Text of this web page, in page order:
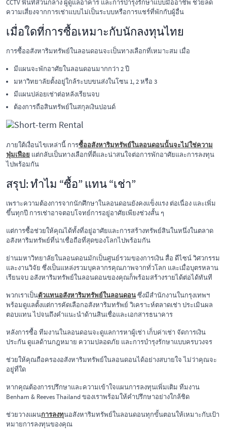
CCTV พื้นที่ส่วนกลาง ผู้ดูแลอาคาร และการบำรุงรักษาแบบมืออาชีพ ช่วยลด
ความเสี่ยงจากการเช่าแบบไม่เป็นระบบหรือการแชร์ที่พักกับผู้อื่น
เมื่อใดที่การซื้อเหมาะกับนักลงทุนไทย
การซื้ออสังหาริมทรัพย์ในลอนดอนจะเป็นทางเลือกที่เหมาะสม เมื่อ
มีแผนจะพักอาศัยในลอนดอนมากกว่า 2 ปี
มหาวิทยาลัยตั้งอยู่ใกล้ระบบขนส่งในโซน 1, 2 หรือ 3
มีแผนปล่อยเช่าต่อหลังเรียนจบ
ต้องการถือสินทรัพย์ในสกุลเงินปอนด์
ภายใต้เงื่อนไขเหล่านี้ การซื้ออสังหาริมทรัพย์ในลอนดอนนั้นจะไม่ใช่ความ
ฟุ่มเฟือย แต่กลับเป็นทางเลือกที่ดีและน่าสนใจต่อการพักอาศัยและการลงทุน
ไปพร้อมกัน
สรุป: ทำไม “ซื้อ” แทน “เช่า”
เพราะความต้องการจากนักศึกษาในลอนดอนยังคงแข็งแรง ต่อเนื่อง และเพิ่ม
ขึ้นทุกปี การเช่าอาจตอบโจทย์การอยู่อาศัยเพียงช่วงสั้น ๆ
แต่การซื้อช่วยให้คุณได้ทั้งที่อยู่อาศัยและการสร้างทรัพย์สินในหนึ่งในตลาด
อสังหาริมทรัพย์ที่น่าเชื่อถือที่สุดของโลกไปพร้อมกัน
ย่านมหาวิทยาลัยในลอนดอนมักเป็นศูนย์รวมของการเงิน สื่อ ดีไซน์ วิศวกรรม
และงานวิจัย ซึ่งเป็นแหล่งรวมบุคลากรคุณภาพจากทั่วโลก และเมื่อบุตรหลาน
เรียนจบ อสังหาริมทรัพย์ในลอนดอนของคุณก็พร้อมสร้างรายได้ต่อได้ทันที
พวกเราเป็นตัวแทนอสังหาริมทรัพย์ในลอนดอนซึ่งมีสำนักงานในกรุงเทพฯ
พร้อมดูแลตั้งแต่การคัดเลือกอสังหาริมทรัพย์ วิเคราะห์ตลาดเช่า ประเมินผล
ตอบแทน ไปจนถึงคำแนะนำด้านสินเชื่อและเอกสารธนาคาร
หลังการซื้อ ทีมงานในลอนดอนจะดูแลการหาผู้เช่า เก็บค่าเช่า จัดการเงิน
ประกัน ดูแลด้านกฎหมาย ความปลอดภัย และการบำรุงรักษาแบบครบวงจร
ช่วยให้คุณถือครองอสังหาริมทรัพย์ในลอนดอนได้อย่างสบายใจ ไม่ว่าคุณจะ
อยู่ที่ใด
หากคุณต้องการปรึกษาและความเข้าใจแผนการลงทุนเพิ่มเติม ทีมงาน
Benham & Reeves Thailand ของเราพร้อมให้คำปรึกษาอย่างใกล้ชิด
ช่วยวางแผนการลงทุนอสังหาริมทรัพย์ในลอนดอนทุกขั้นตอนให้เหมาะกับเป้า
หมายการลงทุนของคุณ